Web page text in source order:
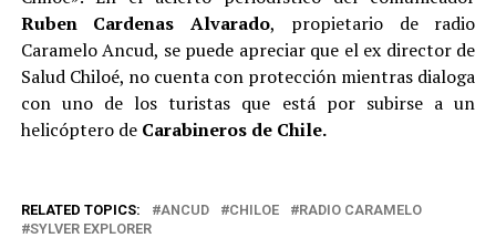
Ruben Cardenas Alvarado, propietario de radio
Caramelo Ancud, se puede apreciar que el ex director de
Salud Chiloé, no cuenta con protección mientras dialoga
con uno de los turistas que está por subirse a un
helicóptero de Carabineros de Chile.
RELATED TOPICS: ANCUD CHILOE
RADIO CARAMELO
SYLVER EXPLORER